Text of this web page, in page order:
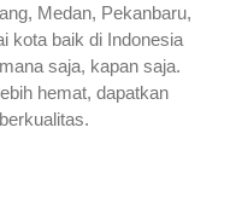
Medan, Pekanbaru,
kota baik di Indonesia
saja, kapan saja.
hemat, dapatkan